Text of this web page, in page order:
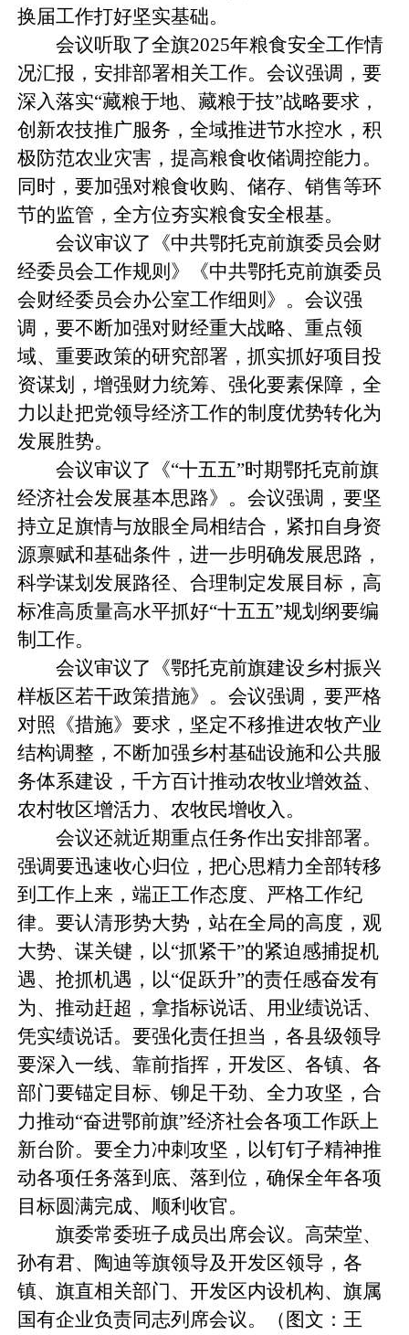
换届工作打好坚实基础。
会议听取了全旗2025年粮食安全工作情
况汇报，安排部署相关工作。会议强调，要
深入落实“藏粮于地、藏粮于技”战略要求，
创新农技推广服务，全域推进节水控水，积
极防范农业灾害，提高粮食收储调控能力。
同时，要加强对粮食收购、储存、销售等环
节的监管，全方位夯实粮食安全根基。
会议审议了《中共鄂托克前旗委员会财
经委员会工作规则》《中共鄂托克前旗委员
会财经委员会办公室工作细则》。会议强
调，要不断加强对财经重大战略、重点领
域、重要政策的研究部署，抓实抓好项目投
资谋划，增强财力统筹、强化要素保障，全
力以赴把党领导经济工作的制度优势转化为
发展胜势。
会议审议了《“十五五”时期鄂托克前旗
经济社会发展基本思路》。会议强调，要坚
持立足旗情与放眼全局相结合，紧扣自身资
源禀赋和基础条件，进一步明确发展思路，
科学谋划发展路径、合理制定发展目标，高
标准高质量高水平抓好“十五五”规划纲要编
制工作。
会议审议了《鄂托克前旗建设乡村振兴
样板区若干政策措施》。会议强调，要严格
对照《措施》要求，坚定不移推进农牧产业
结构调整，不断加强乡村基础设施和公共服
务体系建设，千方百计推动农牧业增效益、
农村牧区增活力、农牧民增收入。
会议还就近期重点任务作出安排部署。
强调要迅速收心归位，把心思精力全部转移
到工作上来，端正工作态度、严格工作纪
律。要认清形势大势，站在全局的高度，观
大势、谋关键，以“抓紧干”的紧迫感捕捉机
遇、抢抓机遇，以“促跃升”的责任感奋发有
为、推动赶超，拿指标说话、用业绩说话、
凭实绩说话。要强化责任担当，各县级领导
要深入一线、靠前指挥，开发区、各镇、各
部门要锚定目标、铆足干劲、全力攻坚，合
力推动“奋进鄂前旗”经济社会各项工作跃上
新台阶。要全力冲刺攻坚，以钉钉子精神推
动各项任务落到底、落到位，确保全年各项
目标圆满完成、顺利收官。
旗委常委班子成员出席会议。高荣堂、
孙有君、陶迪等旗领导及开发区领导，各
镇、旗直相关部门、开发区内设机构、旗属
国有企业负责同志列席会议。（图文：王